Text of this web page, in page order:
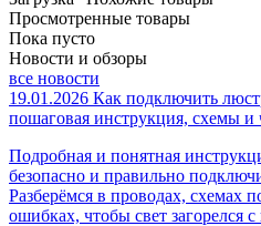
Просмотренные товары
Пока пусто
Новости и обзоры
все новости
19.01.2026 Как подключить
пошаговая инструкция, схемы и
Подробная и понятная
безопасно и правильно
Разберёмся в проводах, схемах
ошибках, чтобы свет загорелся с